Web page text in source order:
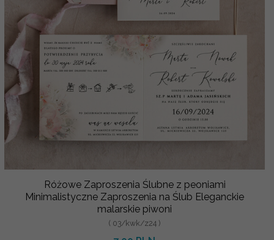
Różowe Zaproszenia Ślubne z peoniami
Minimalistyczne Zaproszenia na Ślub Eleganckie
malarskie piwoni
( 03/kwk/z24 )